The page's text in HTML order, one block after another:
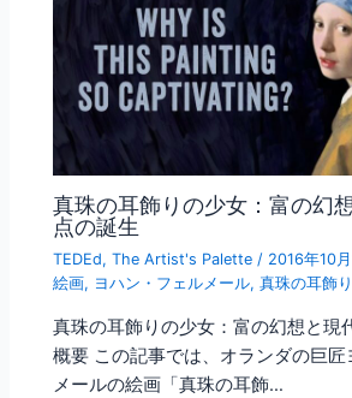
真珠の耳飾りの少女：富の幻
点の誕生
TEDEd,The Artist's Palette / 2016年10
絵画, ヨハン・フェルメール,真珠の耳飾
真珠の耳飾りの少女：富の幻想と現
概要 この記事では、オランダの巨
メールの絵画「真珠の耳飾…